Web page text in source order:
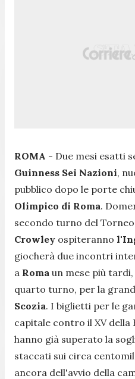
ROMA - Due mesi esatti
Guinness Sei Nazioni,
pubblico dopo le porte
Olimpico di Roma.
secondo turno del
Crowley ospiteranno
giocherà due incontri
a Roma un mese più
quarto turno, per la
Scozia. I biglietti per le
capitale contro il XV della
hanno già superato la
staccati sui circa
ancora dell'avvio della